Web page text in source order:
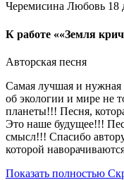
Черемисина Любовь 18
К работе ««Земля
Авторская песня
Самая лучшая и нужная
об экологии и мире не
планеты!!! Песня,
Это наше будущее!!!
смысл!!! Спасибо
которой
Показать полностью